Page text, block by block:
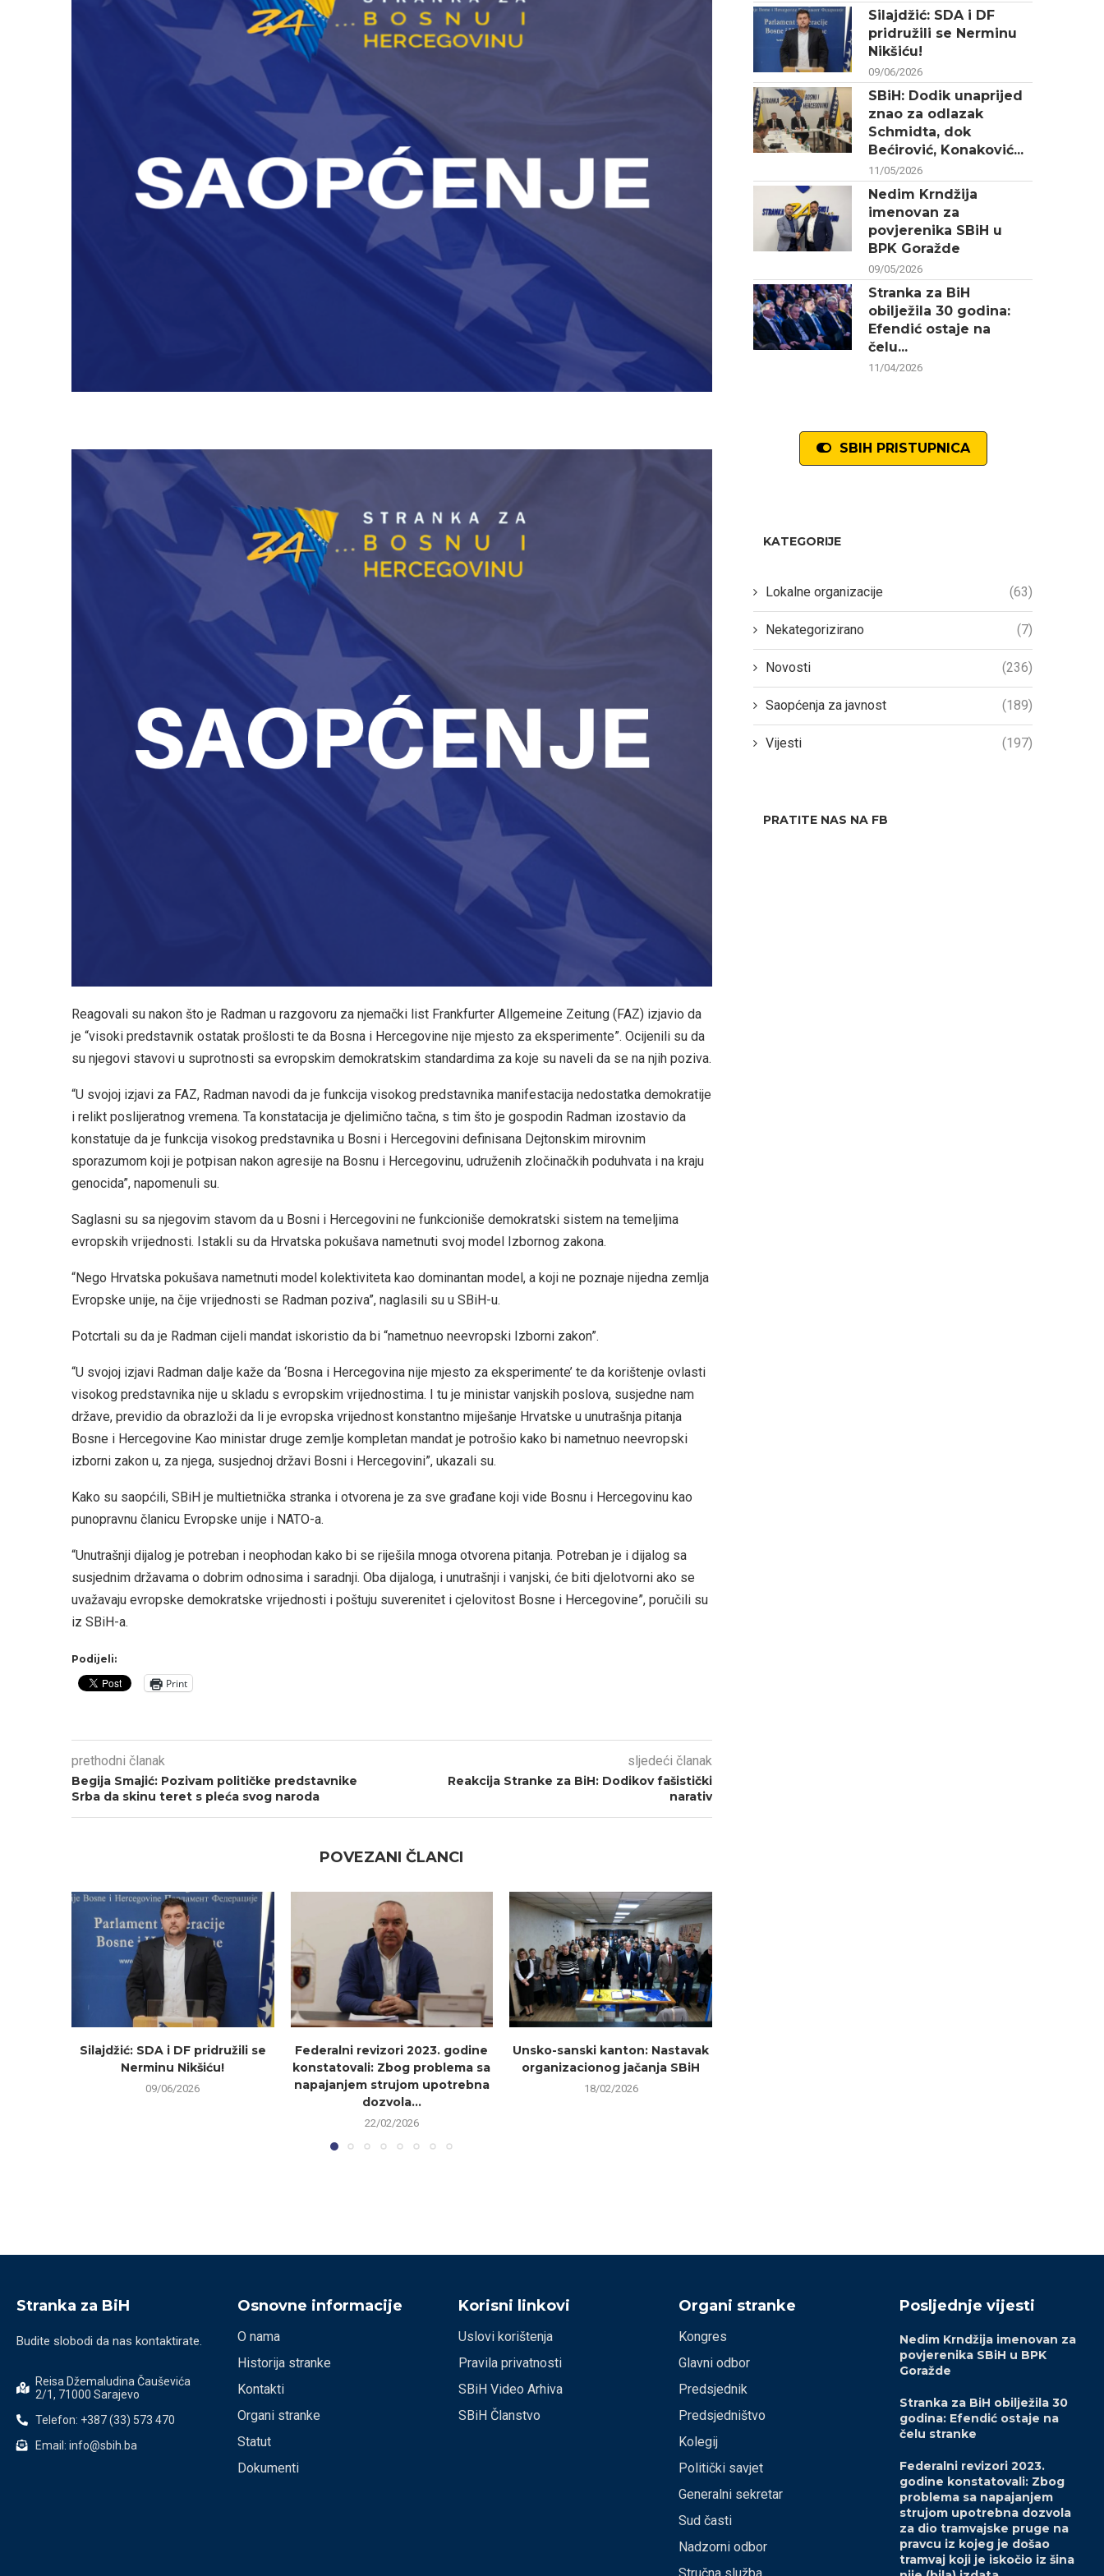
Reagovali su nakon što je Radman u razgovoru za njemački list Frankfurter Allgemeine Zeitung (FAZ) izjavio da
je “visoki predstavnik ostatak prošlosti te da Bosna i Hercegovine nije mjesto za eksperimente”. Ocijenili su da
su njegovi stavovi u suprotnosti sa evropskim demokratskim standardima za koje su naveli da se na njih poziva.
“U svojoj izjavi za FAZ, Radman navodi da je funkcija visokog predstavnika manifestacija nedostatka demokratije
i relikt poslijeratnog vremena. Ta konstatacija je djelimično tačna, s tim što je gospodin Radman izostavio da
konstatuje da je funkcija visokog predstavnika u Bosni i Hercegovini definisana Dejtonskim mirovnim
sporazumom koji je potpisan nakon agresije na Bosnu i Hercegovinu, udruženih zločinačkih poduhvata i na kraju
genocida”, napomenuli su.
Saglasni su sa njegovim stavom da u Bosni i Hercegovini ne funkcioniše demokratski sistem na temeljima
evropskih vrijednosti. Istakli su da Hrvatska pokušava nametnuti svoj model Izbornog zakona.
“Nego Hrvatska pokušava nametnuti model kolektiviteta kao dominantan model, a koji ne poznaje nijedna zemlja
Evropske unije, na čije vrijednosti se Radman poziva”, naglasili su u SBiH-u.
Potcrtali su da je Radman cijeli mandat iskoristio da bi “nametnuo neevropski Izborni zakon”.
“U svojoj izjavi Radman dalje kaže da ‘Bosna i Hercegovina nije mjesto za eksperimente’ te da korištenje ovlasti
visokog predstavnika nije u skladu s evropskim vrijednostima. I tu je ministar vanjskih poslova, susjedne nam
države, previdio da obrazloži da li je evropska vrijednost konstantno miješanje Hrvatske u unutrašnja pitanja
Bosne i Hercegovine Kao ministar druge zemlje kompletan mandat je potrošio kako bi nametnuo neevropski
izborni zakon u, za njega, susjednoj državi Bosni i Hercegovini”, ukazali su.
Kako su saopćili, SBiH je multietnička stranka i otvorena je za sve građane koji vide Bosnu i Hercegovinu kao
punopravnu članicu Evropske unije i NATO-a.
“Unutrašnji dijalog je potreban i neophodan kako bi se riješila mnoga otvorena pitanja. Potreban je i dijalog sa
susjednim državama o dobrim odnosima i saradnji. Oba dijaloga, i unutrašnji i vanjski, će biti djelotvorni ako se
uvažavaju evropske demokratske vrijednosti i poštuju suverenitet i cjelovitost Bosne i Hercegovine”, poručili su
iz SBiH-a.
Podijeli:
Print
prethodni članak
Begija Smajić: Pozivam političke predstavnike
Srba da skinu teret s pleća svog naroda
sljedeći članak
Reakcija Stranke za BiH: Dodikov fašistički
narativ
POVEZANI ČLANCI
Silajdžić: SDA i DF pridružili se
Nerminu Nikšiću!
09/06/2026
Federalni revizori 2023. godine
konstatovali: Zbog problema sa
napajanjem strujom upotrebna
dozvola...
22/02/2026
Unsko-sanski kanton: Nastavak
organizacionog jačanja SBiH
18/02/2026
Silajdžić: SDA i DF
pridružili se Nerminu
Nikšiću!
09/06/2026
SBiH: Dodik unaprijed
znao za odlazak
Schmidta, dok
Bećirović, Konaković...
11/05/2026
Nedim Krndžija
imenovan za
povjerenika SBiH u
BPK Goražde
09/05/2026
Stranka za BiH
obilježila 30 godina:
Efendić ostaje na
čelu...
11/04/2026
SBIH PRISTUPNICA
KATEGORIJE
Lokalne organizacije (63)
Nekategorizirano (7)
Novosti (236)
Saopćenja za javnost (189)
Vijesti (197)
PRATITE NAS NA FB
Stranka za BiH
Budite slobodi da nas kontaktirate.
Reisa Džemaludina Čauševića
2/1, 71000 Sarajevo
Telefon: +387 (33) 573 470
Email: info@sbih.ba
Osnovne informacije
O nama
Historija stranke
Kontakti
Organi stranke
Statut
Dokumenti
Korisni linkovi
Uslovi korištenja
Pravila privatnosti
SBiH Video Arhiva
SBiH Članstvo
Organi stranke
Kongres
Glavni odbor
Predsjednik
Predsjedništvo
Kolegij
Politički savjet
Generalni sekretar
Sud časti
Nadzorni odbor
Posljednje vijesti
Nedim Krndžija imenovan za
povjerenika SBiH u BPK
Goražde
Stranka za BiH obilježila 30
godina: Efendić ostaje na
čelu stranke
Federalni revizori 2023.
godine konstatovali: Zbog
problema sa napajanjem
strujom upotrebna dozvola
za dio tramvajske pruge na
pravcu iz kojeg je došao
tramvaj koji je iskočio iz šina